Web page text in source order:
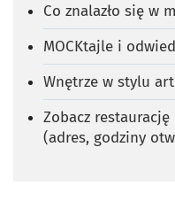
Co znalazło się w
MOCKtajle i
Wnętrze w stylu
Zobacz
(adres, godziny